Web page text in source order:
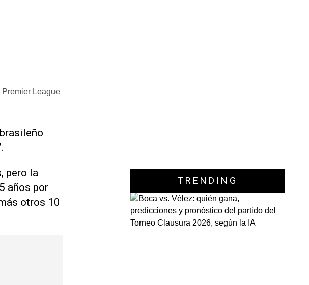
Premier League
pero la
años por
otros 10
TRENDING